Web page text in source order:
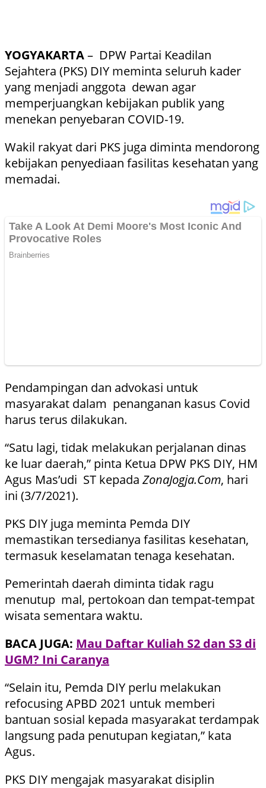
YOGYAKARTA– DPW Partai Keadilan
Sejahtera (PKS) DIY meminta seluruh kader
yang menjadi anggota dewan agar
memperjuangkan kebijakan publik yang
menekan penyebaran COVID-19.
Wakil rakyat dari PKS juga diminta mendorong
kebijakan penyediaan fasilitas kesehatan yang
memadai.
Pendampingan dan advokasi untuk
masyarakat dalam penanganan kasus Covid
harus terus dilakukan.
“Satu lagi, tidak melakukan perjalanan dinas
ke luar daerah,” pinta Ketua DPW PKS DIY, HM
Agus Mas’udi ST kepada ZonaJogja.Com, hari
ini (3/7/2021).
PKS DIY juga meminta Pemda DIY
memastikan tersedianya fasilitas kesehatan,
termasuk keselamatan tenaga kesehatan.
Pemerintah daerah diminta tidak ragu
menutup mal, pertokoan dan tempat-tempat
wisata sementara waktu.
BACA JUGA: Mau Daftar Kuliah S2 dan S3 di
UGM? Ini Caranya
“Selain itu, Pemda DIY perlu melakukan
refocusing APBD 2021 untuk memberi
bantuan sosial kepada masyarakat terdampak
langsung pada penutupan kegiatan,” kata
Agus.
PKS DIY mengajak masyarakat disiplin